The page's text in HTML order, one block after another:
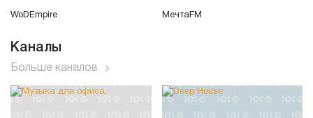
WoDEmpire МечтаFM
Каналы
Больше каналов